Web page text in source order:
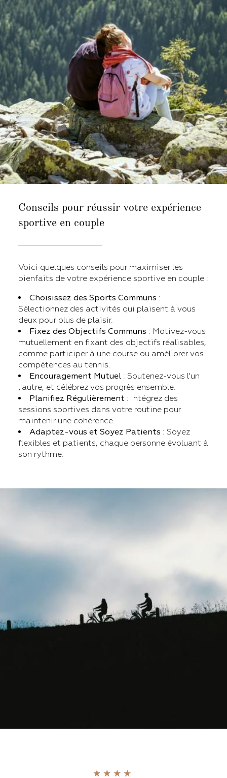
Conseils pour réussir votre expérience
sportive en couple
Voici quelques conseils pour maximiser les
bienfaits de votre expérience sportive en couple :
Choisissez des Sports Communs :
Sélectionnez des activités qui plaisent à vous
deux pour plus de plaisir.
Fixez des Objectifs Communs : Motivez-vous
mutuellement en fixant des objectifs réalisables,
comme participer à une course ou améliorer vos
compétences au tennis.
Encouragement Mutuel : Soutenez-vous l'un
l'autre, et célébrez vos progrès ensemble.
Planifiez Régulièrement : Intégrez des
sessions sportives dans votre routine pour
maintenir une cohérence.
Adaptez-vous et Soyez Patients : Soyez
flexibles et patients, chaque personne évoluant à
son rythme.